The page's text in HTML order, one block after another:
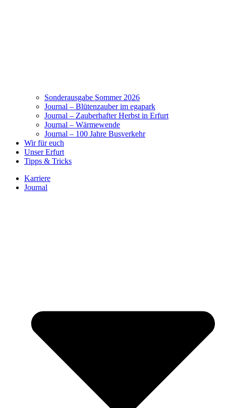
Sonderausgabe Sommer 2026
Journal – Blütenzauber im egapark
Journal – Zauberhafter Herbst in Erfurt
Journal – Wärmewende
Journal – 100 Jahre Busverkehr
Wir für euch
Unser Erfurt
Tipps & Tricks
Karriere
Journal